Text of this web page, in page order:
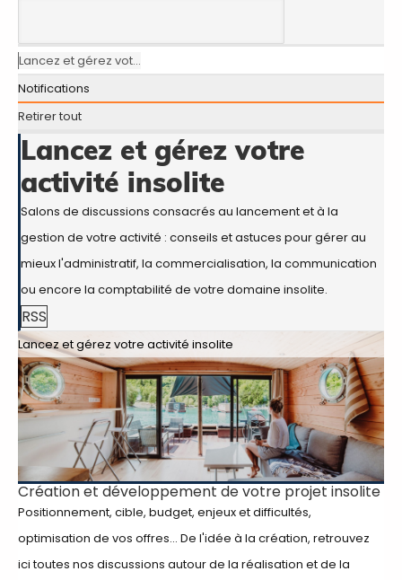
Lancez et gérez vot...
Notifications
Retirer tout
Lancez et gérez votre
activité insolite
Salons de discussions consacrés au lancement et à la
gestion de votre activité : conseils et astuces pour gérer au
mieux l'administratif, la commercialisation, la communication
ou encore la comptabilité de votre domaine insolite.
RSS
Lancez et gérez votre activité insolite
Création et développement de votre projet insolite
Positionnement, cible, budget, enjeux et difficultés,
optimisation de vos offres... De l'idée à la création, retrouvez
ici toutes nos discussions autour de la réalisation et de la